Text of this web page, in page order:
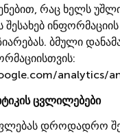
რაც ხელს
შესახებ
ბმული
analytics/
ცვლილებები
დროდადრო